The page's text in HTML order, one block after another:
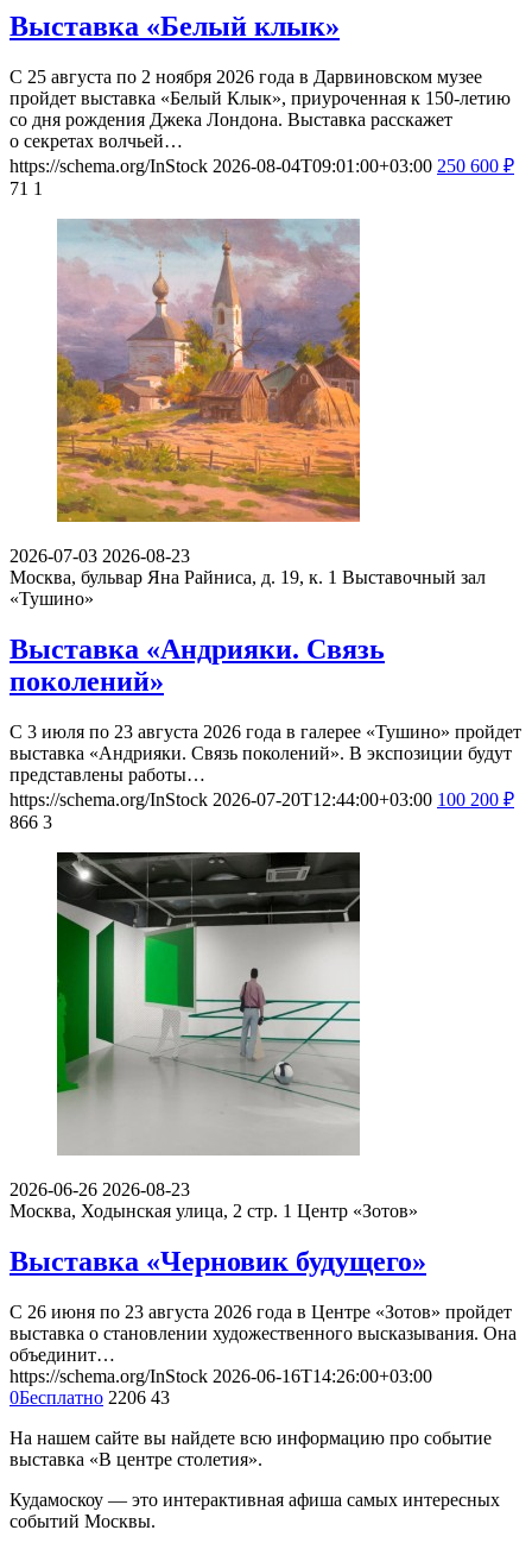
Выставка «Белый клык»
С 25 августа по 2 ноября 2026 года в Дарвиновском музее
пройдет выставка «Белый Клык», приуроченная к 150-летию
со дня рождения Джека Лондона. Выставка расскажет
о секретах волчьей…
https://schema.org/InStock 2026-08-04T09:01:00+03:00 250 600 ₽
71 1
2026-07-03 2026-08-23
Москва, бульвар Яна Райниса, д. 19, к. 1 Выставочный зал
«Тушино»
Выставка «Андрияки. Связь
поколений»
С 3 июля по 23 августа 2026 года в галерее «Тушино» пройдет
выставка «Андрияки. Связь поколений». В экспозиции будут
представлены работы…
https://schema.org/InStock 2026-07-20T12:44:00+03:00 100 200 ₽
866 3
2026-06-26 2026-08-23
Москва, Ходынская улица, 2 стр. 1 Центр «Зотов»
Выставка «Черновик будущего»
С 26 июня по 23 августа 2026 года в Центре «Зотов» пройдет
выставка о становлении художественного высказывания. Она
объединит…
https://schema.org/InStock 2026-06-16T14:26:00+03:00
0Бесплатно 2206 43
На нашем сайте вы найдете всю информацию про событие
выставка «В центре столетия».
Кудамоскоу — это интерактивная афиша самых интересных
событий Москвы.